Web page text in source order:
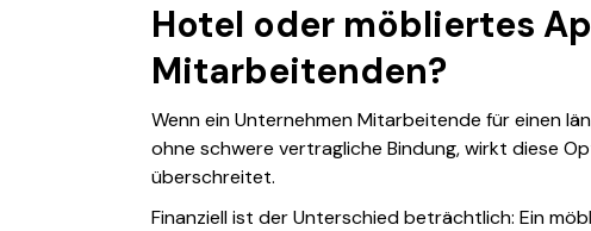
Hotel oder möbliertes
Mitarbeitenden?
Wenn ein Unternehmen Mitarbeitende für einen
ohne schwere vertragliche Bindung, wirkt diese
überschreitet.
Finanziell ist der Unterschied beträchtlich: Ein